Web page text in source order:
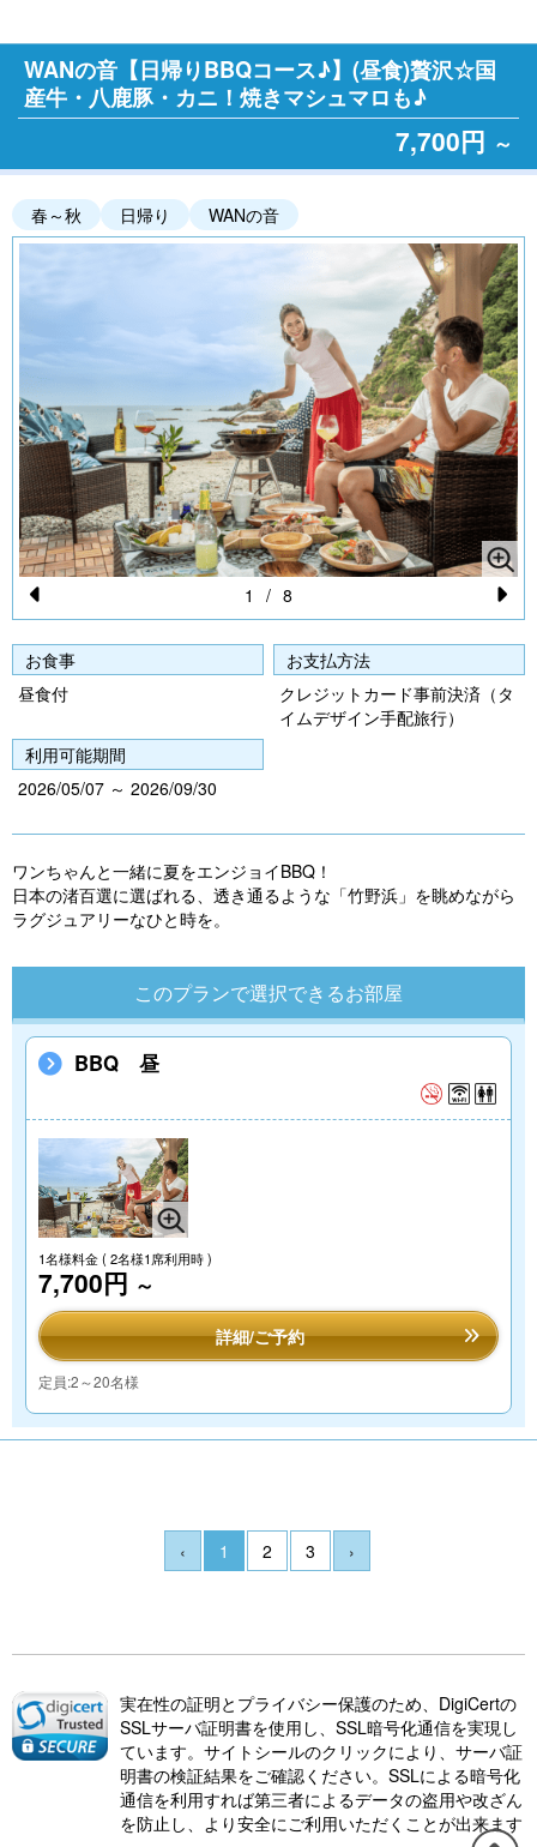
WANの音【日帰りBBQコース♪】(昼食)贅沢☆国
産牛・八鹿豚・カニ！焼きマシュマロも♪
7,700円 ～
春～秋 日帰り WANの音
Pr
e
vi
o
u
s
N
xt
1 / 8
お食事
昼食付
お支払方法
クレジットカード事前決済（タ
イムデザイン手配旅行）
利用可能期間
2026/05/07 ～ 2026/09/30
ワンちゃんと一緒に夏をエンジョイBBQ！
日本の渚百選に選ばれる、透き通るような「竹野浜」を眺めながら
ラグジュアリーなひと時を。
このプランで選択できるお部屋
BBQ 昼
1名様料金( 2名様1席利用時 )
7,700円 ～
詳細/ご予約
定員:2～20名様
‹ 1 2 3 ›
実在性の証明とプライバシー保護のため、DigiCertの
SSLサーバ証明書を使用し、SSL暗号化通信を実現し
ています。サイトシールのクリックにより、サーバ証
明書の検証結果をご確認ください。SSLによる暗号化
通信を利用すれば第三者によるデータの盗用や改ざん
を防止し、より安全にご利用いただくことが出来ます